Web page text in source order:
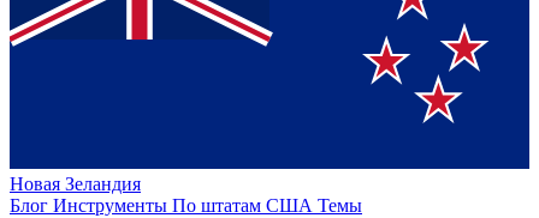
Новая Зеландия
Блог Инструменты По штатам США Темы